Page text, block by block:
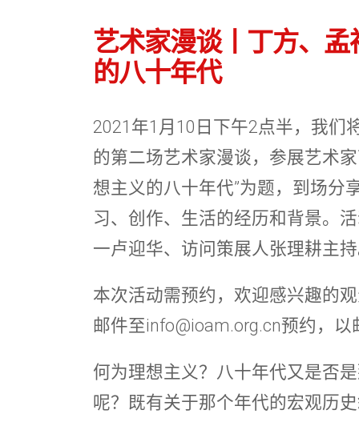
艺术家漫谈丨丁方、
的八十年代
2021年1月10日下午2点半，我们
的第二场艺术家漫谈，参展艺术
想主义的八十年代”为题，到场分
习、创作、生活的经历和背景。
一卢迎华、访问策展人张理耕主
本次活动需预约 ，欢迎感兴趣的
邮件至info@ioam.org.cn预约，
何为理想主义？八十年代又是否
呢？既有关于那个年代的宏观历